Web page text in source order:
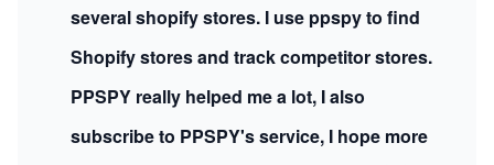
several shopify stores. I use ppspy to find
Shopify stores and track competitor stores.
PPSPY really helped me a lot, I also
subscribe to PPSPY's service, I hope more